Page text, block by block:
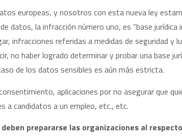
europeas, y nosotros con esta nueva ley
la infracción número uno, es “base jurídica
infracciones referidas a medidas de seguridad y
no haber logrado determinar y probar una base
de los datos sensibles es aún más estricta.
aplicaciones por no asegurar que
a candidatos a un empleo, etc., etc.
prepararse las organizaciones al